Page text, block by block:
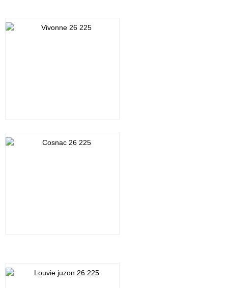
Cliquez sur la photo
Cliquez sur la photo